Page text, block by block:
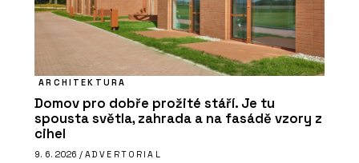
ARCHITEKTURA
Domov pro dobře prožité stáří. Je tu
spousta světla, zahrada a na fasádě vzory z
cihel
9. 6. 2026 / ADVERTORIAL